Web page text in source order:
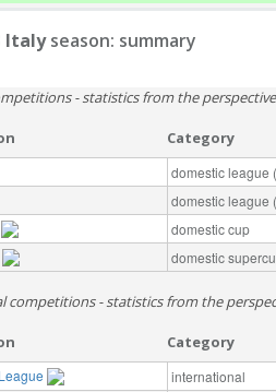
Italyseason: summary
- statistics from the
Category
domestic league
domestic league
domestic cup
domestic
competitions - statistics from the
Category
international